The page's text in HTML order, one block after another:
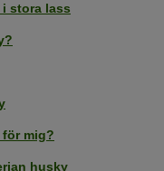
stora lass
mig?
husky